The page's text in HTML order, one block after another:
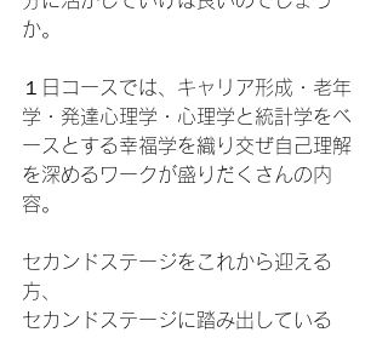
か。
１日コースでは、キャリア形成・老年
学・発達心理学・心理学と統計学をベ
ースとする幸福学を織り交ぜ自己理解
を深めるワークが盛りだくさんの内
容。
セカンドステージをこれから迎える
方、
セカンドステージに踏み出している